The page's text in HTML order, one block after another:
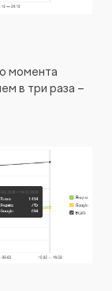
момента
в три раза –